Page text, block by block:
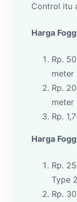
Control itu
Harga
Rp.
meter
Rp.
meter
Rp.
Harga
Rp.
Type
Rp.